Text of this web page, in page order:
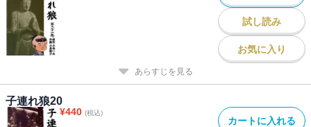
試し読み
お気に入り
あらすじを見る
子連れ狼20
¥440 (税込)
カートに入れる